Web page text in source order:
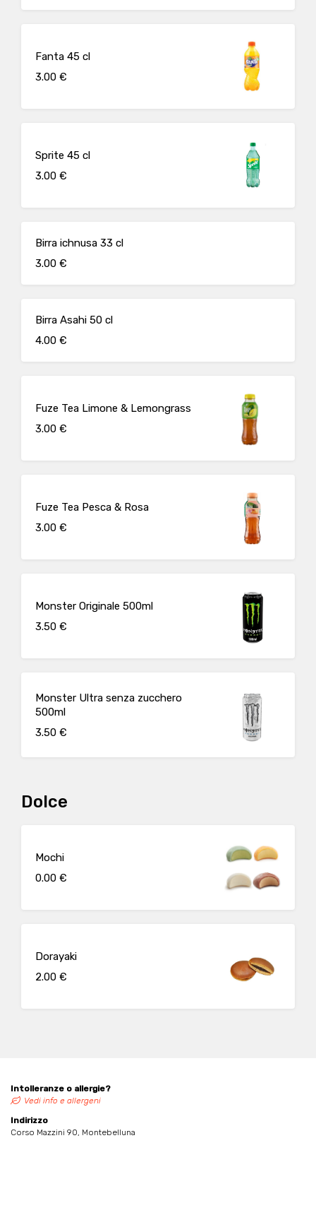
Fanta 45 cl
3.00 €
Sprite 45 cl
3.00 €
Birra ichnusa 33 cl
3.00 €
Birra Asahi 50 cl
4.00 €
Fuze Tea Limone & Lemongrass
3.00 €
Fuze Tea Pesca & Rosa
3.00 €
Monster Originale 500ml
3.50 €
Monster Ultra senza zucchero
500ml
3.50 €
Dolce
Mochi
0.00 €
Dorayaki
2.00 €
Intolleranze o allergie?
Vedi info e allergeni
Indirizzo
Corso Mazzini 90, Montebelluna